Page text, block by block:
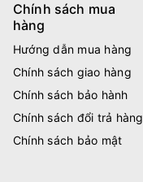
Chính sách mua
hàng
Hướng dẫn mua hàng
Chính sách giao hàng
Chính sách bảo hành
Chính sách đổi trả hàng
Chính sách bảo mật